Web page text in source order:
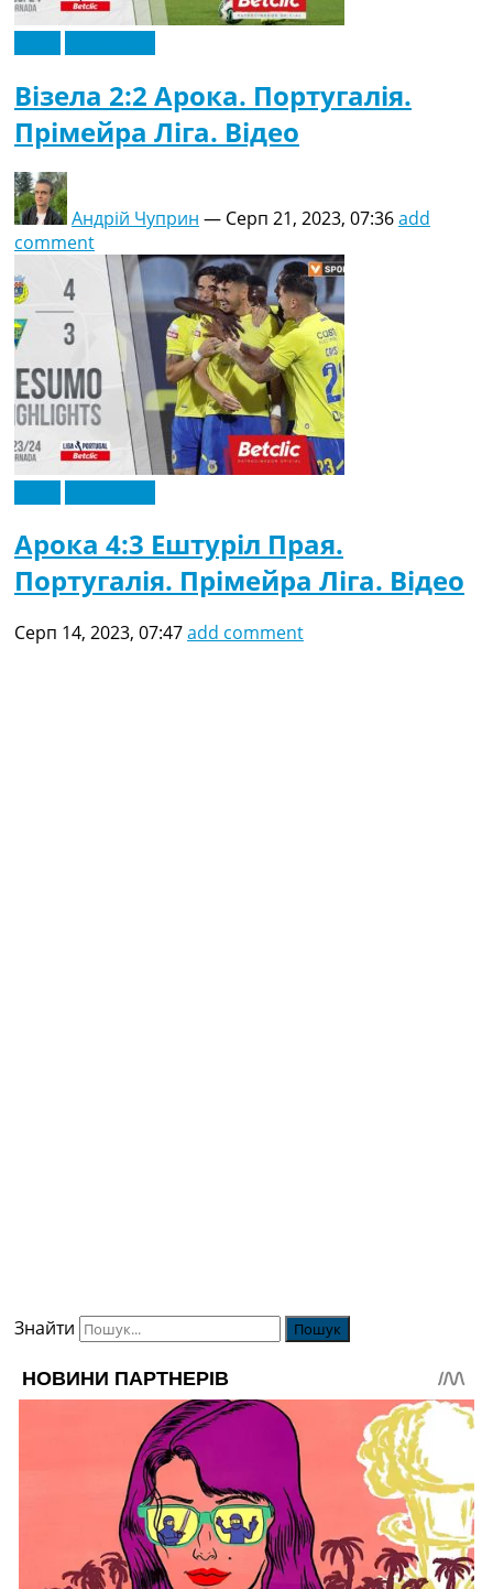
Візела 2:2 Арока. Португалія.
Прімейра Ліга. Відео
Андрій Чуприн — Серп 21, 2023, 07:36add
comment
Арока 4:3 Ештуріл Прая.
Португалія. Прімейра Ліга. Відео
Серп 14, 2023, 07:47add comment
Знайти